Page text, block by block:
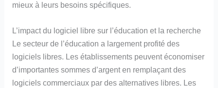
mieux à leurs besoins spécifiques.
L’impact du logiciel libre sur l’éducation et la recherche
Le secteur de l’éducation a largement profité des
logiciels libres. Les établissements peuvent économiser
d’importantes sommes d’argent en remplaçant des
logiciels commerciaux par des alternatives libres. Les